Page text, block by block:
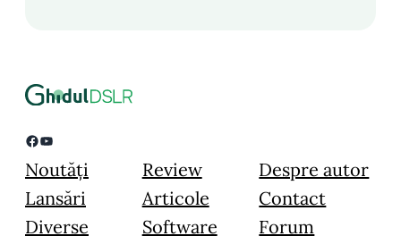
Facebook YouTube
Noutăți
Lansări
Diverse
Review
Articole
Software
Despre autor
Contact
Forum